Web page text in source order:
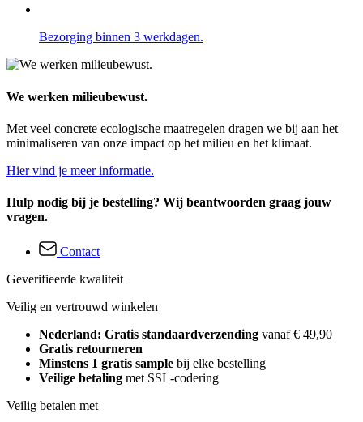
Bezorging binnen 3 werkdagen.
We werken milieubewust.
Met veel concrete ecologische maatregelen dragen we bij aan het
minimaliseren van onze impact op het milieu en het klimaat.
Hier vind je meer informatie.
Hulp nodig bij je bestelling? Wij beantwoorden graag jouw
vragen.
Contact
Geverifieerde kwaliteit
Veilig en vertrouwd winkelen
Nederland: Gratis standaardverzending vanaf € 49,90
Gratis retourneren
Minstens 1 gratis sample bij elke bestelling
Veilige betaling met SSL-codering
Veilig betalen met